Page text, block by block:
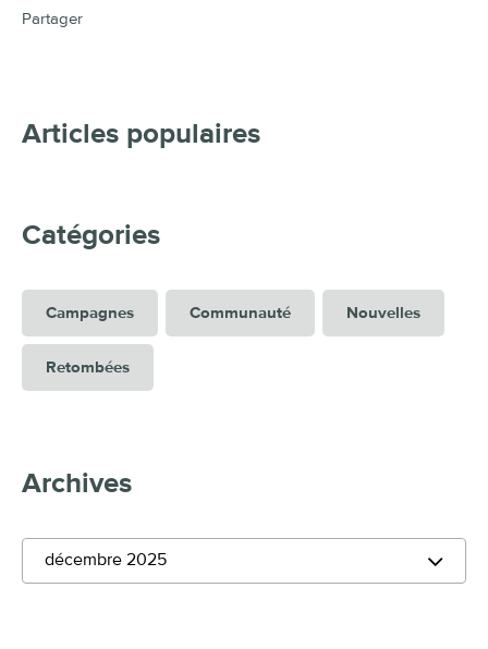
Partager
Articles populaires
Catégories
Campagnes Communauté Nouvelles
Retombées
Archives
décembre 2025